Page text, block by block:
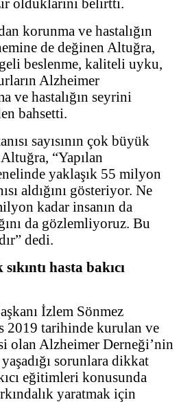
korunma ve hastalığın
de değinen Altuğra,
beslenme, kaliteli uyku,
Alzheimer
ve hastalığın seyrini
bahsetti.
sayısının çok büyük
“Yapılan
yaklaşık 55 milyon
aldığını gösteriyor. Ne
kadar insanın da
da gözlemliyoruz. Bu
dedi.
hasta bakıcı
İzlem Sönmez
2019 tarihinde kurulan ve
olan Alzheimer Derneği’nin
sorunlara dikkat
eğitimleri konusunda
yaratmak için